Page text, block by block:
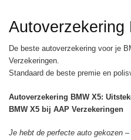
Autoverzekering
De beste autoverzekering voor je
Verzekeringen.
Standaard de beste premie en
Autoverzekering BMW X5:
BMW X5 bij AAP Verzekeringen
Je hebt de perfecte auto gekozen